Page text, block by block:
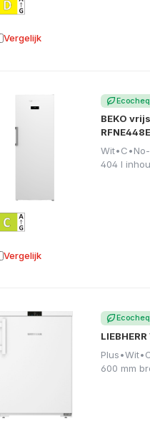
Vergelijk aan vergelijking
BEKO
Wit•C•
404 l
Vergelijk aan vergelijking
Plus•Wit•
600 mm